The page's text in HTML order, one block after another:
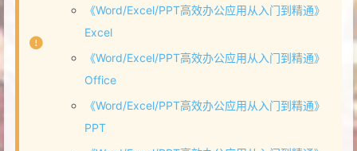
《Word/Excel/PPT高效办公应用从入门到精通》
Excel
《Word/Excel/PPT高效办公应用从入门到精通》
Office
《Word/Excel/PPT高效办公应用从入门到精通》
PPT